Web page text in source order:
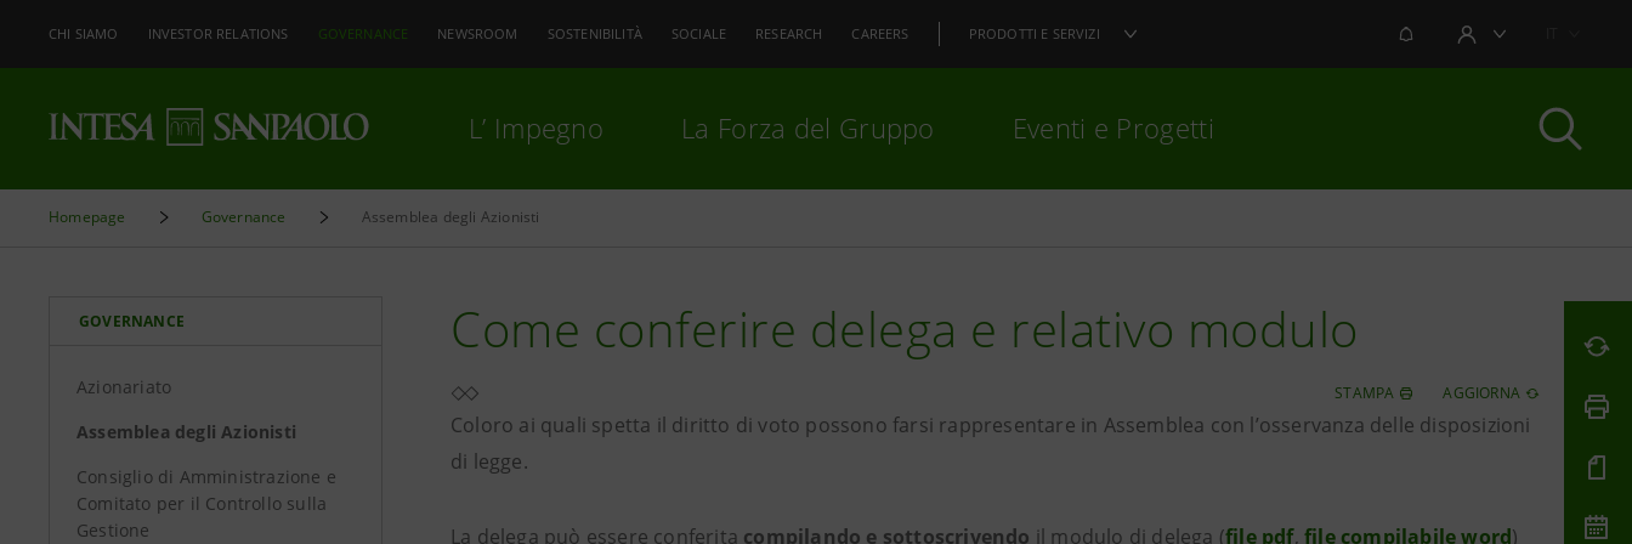
CHI SIAMO INVESTOR RELATIONS GOVERNANCE NEWSROOM SOSTENIBILITÀ SOCIALE RESEARCH CAREERS PRODOTTI E SERVIZI NOTIFICHEAREA UTENTE
L’ Impegno La Forza del Gruppo Eventi e Progetti
Homepage Governance Assemblea degli Azionisti
GOVERNANCE
Azionariato
Assemblea degli Azionisti
Consiglio di Amministrazione e
Comitato per il Controllo sulla
Gestione
Come conferire delega e relativo modulo
STAMPA AGGIORNA
Coloro ai quali spetta il diritto di voto possono farsi rappresentare in Assemblea con l’osservanza delle disposizioni
di legge.
La delega può essere conferita compilando e sottoscrivendo il modulo di delega (file pdf,file compilabile word)